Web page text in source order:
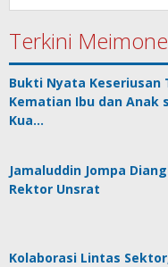
Terkini
Bukti Nyata Keseriusan
Kematian Ibu dan
Kua…
Jamaluddin Jompa
Rektor Unsrat
Kolaborasi Lintas